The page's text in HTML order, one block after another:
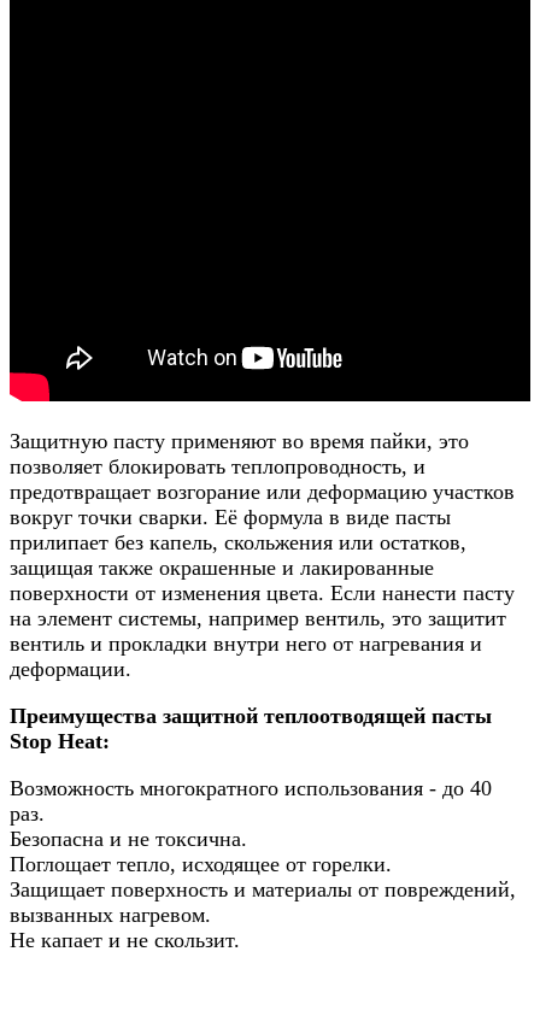
Защитную пасту применяют во время пайки, это
позволяет блокировать теплопроводность, и
предотвращает возгорание или деформацию участков
вокруг точки сварки. Её формула в виде пасты
прилипает без капель, скольжения или остатков,
защищая также окрашенные и лакированные
поверхности от изменения цвета. Если нанести пасту
на элемент системы, например вентиль, это защитит
вентиль и прокладки внутри него от нагревания и
деформации.
Преимущества защитной теплоотводящей пасты
Stop Heat:
Возможность многократного использования - до 40
раз.
Безопасна и не токсична.
Поглощает тепло, исходящее от горелки.
Защищает поверхность и материалы от повреждений,
вызванных нагревом.
Не капает и не скользит.